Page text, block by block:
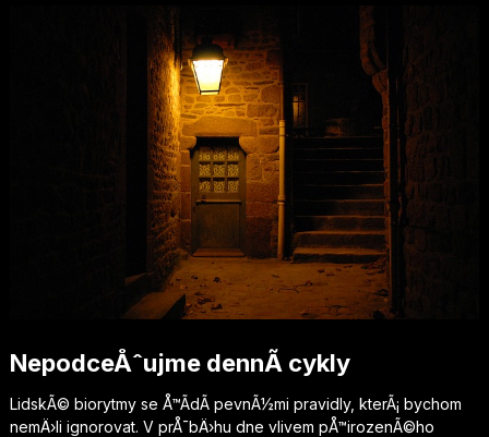
NepodceÅˆujme dennÃ­ cykly
LidskÃ© biorytmy se Å™Ã­dÃ­ pevnÃ½mi pravidly, kterÃ¡ bychom
nemÄ›li ignorovat. V prÅ¯bÄ›hu dne vlivem pÅ™irozenÃ©ho